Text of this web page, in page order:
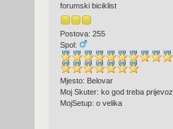
forumski biciklist
Postova: 255
Spol:
Mjesto: Belovar
Moj Skuter: ko god treba prijevoz
MojSetup: o velika